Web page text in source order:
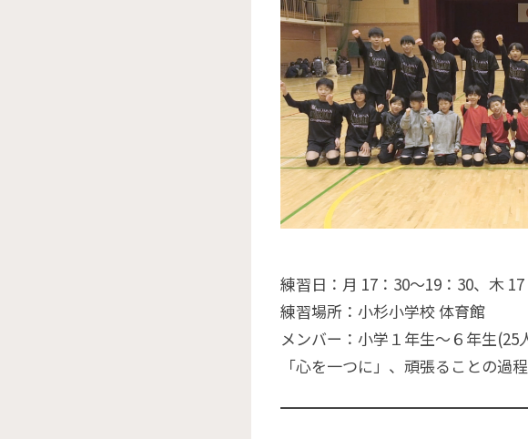
練習日：月 17：30〜19：30、木
練習場所：小杉小学校 体育館
メンバー：小学１年生〜６年生(25
「心を一つに」、頑張ることの過